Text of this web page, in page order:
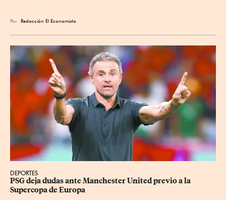
Por Redacción El Economista
DEPORTES
PSG deja dudas ante Manchester United previo a la
Supercopa de Europa